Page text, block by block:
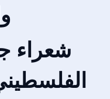
شعراء